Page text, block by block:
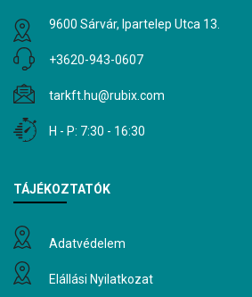
9600 Sárvár, Ipartelep Utca 13.
+3620-943-0607
tarkft.hu@rubix.com
H - P: 7:30 - 16:30
TÁJÉKOZTATÓK
Adatvédelem
Elállási Nyilatkozat